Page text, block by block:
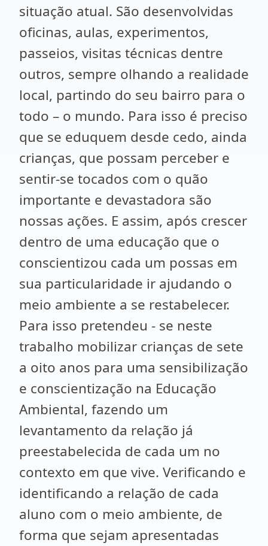
situação atual. São desenvolvidas
oficinas, aulas, experimentos,
passeios, visitas técnicas dentre
outros, sempre olhando a realidade
local, partindo do seu bairro para o
todo – o mundo. Para isso é preciso
que se eduquem desde cedo, ainda
crianças, que possam perceber e
sentir-se tocados com o quão
importante e devastadora são
nossas ações. E assim, após crescer
dentro de uma educação que o
conscientizou cada um possas em
sua particularidade ir ajudando o
meio ambiente a se restabelecer.
Para isso pretendeu - se neste
trabalho mobilizar crianças de sete
a oito anos para uma sensibilização
e conscientização na Educação
Ambiental, fazendo um
levantamento da relação já
preestabelecida de cada um no
contexto em que vive. Verificando e
identificando a relação de cada
aluno com o meio ambiente, de
forma que sejam apresentadas